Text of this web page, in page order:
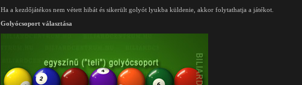
Ha a kezdőjátékos nem vétett hibát és sikerült golyót lyukba küldenie, akkor folytathatja a játékot.
Golyócsoport választása